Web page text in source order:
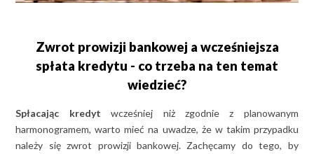
Zwrot prowizji bankowej a wcześniejsza
spłata kredytu - co trzeba na ten temat
wiedzieć?
Spłacając kredyt wcześniej niż zgodnie z planowanym
harmonogramem, warto mieć na uwadze, że w takim przypadku
należy się zwrot prowizji bankowej. Zachęcamy do tego, by